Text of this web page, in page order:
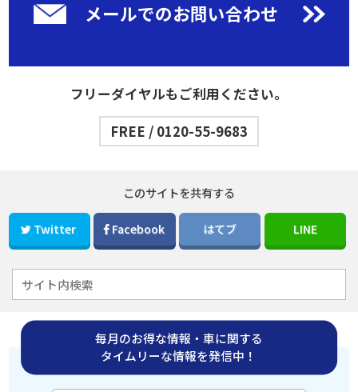
メールでのお問い合わせ
フリーダイヤルもご利用ください。
FREE / 0120-55-9683
このサイトを共有する
Twitter Facebook はてブ LINE
毎月のお得な情報・車に関する
タイムリーな情報を発信中！